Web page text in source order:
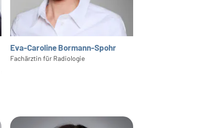
Eva-Caroline Bormann-Spohr
Fachärztin für Radiologie